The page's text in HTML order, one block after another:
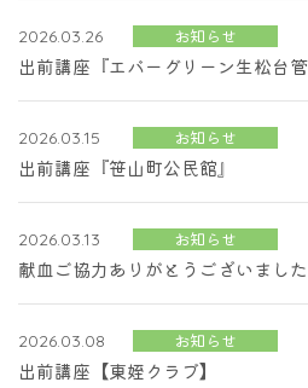
2026.03.26 お知らせ
出前講座『エバーグリーン生松台
2026.03.15 お知らせ
出前講座『笹山町公民館』
2026.03.13 お知らせ
献血ご協力ありがとうございました
2026.03.08 お知らせ
出前講座【東姪クラブ】